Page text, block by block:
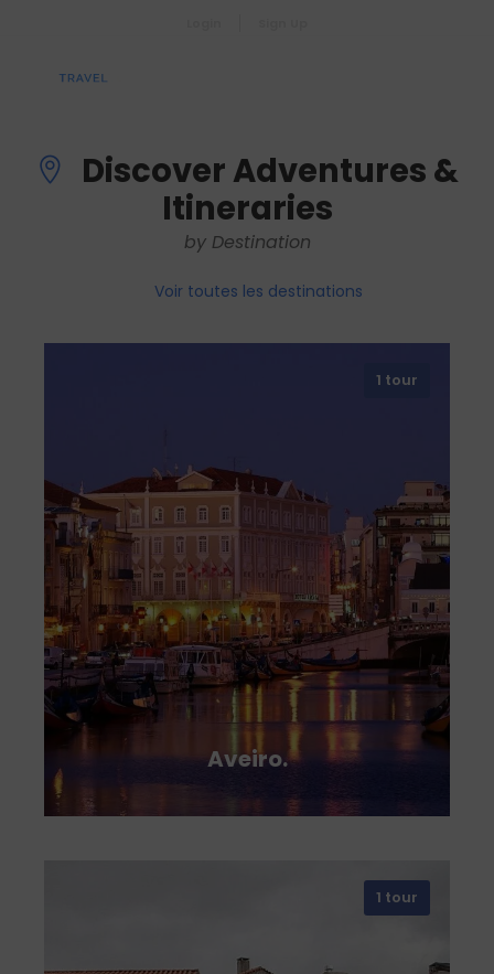
Discover Adventures &
Itineraries
by Destination
Voir toutes les destinations
1 tour
Aveiro.
1 tour